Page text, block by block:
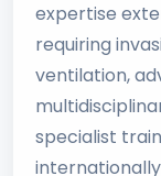
expertise
requiring
ventilation,
specialist